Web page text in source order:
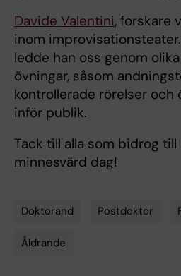
Davide Valentini, forskare
inom
ledde han oss genom
övningar, såsom
kontrollerade rörelser och
inför publik.
Tack till alla som bidrog
minnesvärd dag!
Doktorand Postdoktor
Åldrande